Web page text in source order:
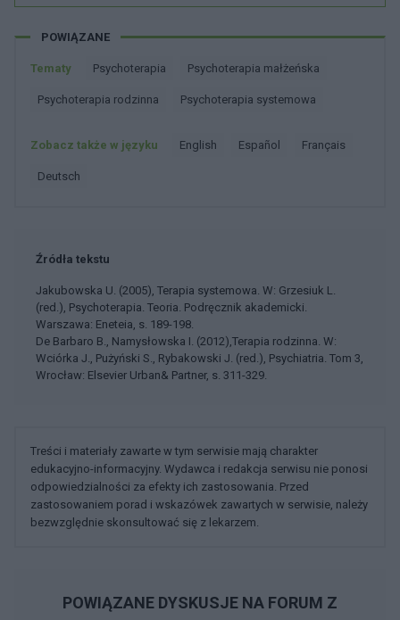
POWIĄZANE
Tematy Psychoterapia Psychoterapia małżeńska
Psychoterapia rodzinna Psychoterapia systemowa
Zobacz także w języku english español français
deutsch
Źródła tekstu
Jakubowska U. (2005), Terapia systemowa. W: Grzesiuk L.
(red.), Psychoterapia. Teoria. Podręcznik akademicki.
Warszawa: Eneteia, s. 189-198.
De Barbaro B., Namysłowska I. (2012),Terapia rodzinna. W:
Wciórka J., Pużyński S., Rybakowski J. (red.), Psychiatria. Tom 3,
Wrocław: Elsevier Urban& Partner, s. 311-329.
Treści i materiały zawarte w tym serwisie mają charakter
edukacyjno-informacyjny. Wydawca i redakcja serwisu nie ponosi
odpowiedzialności za efekty ich zastosowania. Przed
zastosowaniem porad i wskazówek zawartych w serwisie, należy
bezwzględnie skonsultować się z lekarzem.
POWIĄZANE DYSKUSJE NA FORUM Z